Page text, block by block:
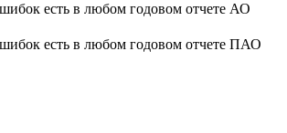
есть в любом годовом отчете АО
есть в любом годовом отчете ПАО